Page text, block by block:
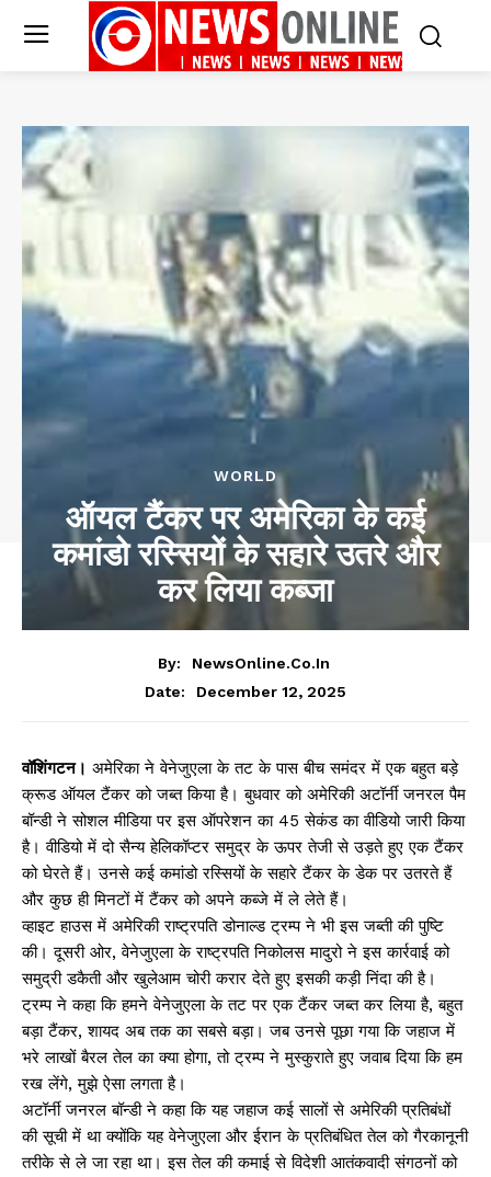
WORLD
ऑयल टैंकर पर अमेरिका के कई
कमांडो रस्सियों के सहारे उतरे और
कर लिया कब्जा
By:
NewsOnline.co.in
Date:
December 12, 2025
वॉशिंगटन। अमेरिका ने वेनेजुएला के तट के पास बीच समंदर में एक बहुत बड़े
क्रूड ऑयल टैंकर को जब्त किया है। बुधवार को अमेरिकी अटॉर्नी जनरल पैम
बॉन्डी ने सोशल मीडिया पर इस ऑपरेशन का 45 सेकंड का वीडियो जारी किया
है। वीडियो में दो सैन्य हेलिकॉप्टर समुद्र के ऊपर तेजी से उड़ते हुए एक टैंकर
को घेरते हैं। उनसे कई कमांडो रस्सियों के सहारे टैंकर के डेक पर उतरते हैं
और कुछ ही मिनटों में टैंकर को अपने कब्जे में ले लेते हैं।
व्हाइट हाउस में अमेरिकी राष्ट्रपति डोनाल्ड ट्रम्प ने भी इस जब्ती की पुष्टि
की। दूसरी ओर, वेनेजुएला के राष्ट्रपति निकोलस मादुरो ने इस कार्रवाई को
समुद्री डकैती और खुलेआम चोरी करार देते हुए इसकी कड़ी निंदा की है।
ट्रम्प ने कहा कि हमने वेनेजुएला के तट पर एक टैंकर जब्त कर लिया है, बहुत
बड़ा टैंकर, शायद अब तक का सबसे बड़ा। जब उनसे पूछा गया कि जहाज में
भरे लाखों बैरल तेल का क्या होगा, तो ट्रम्प ने मुस्कुराते हुए जवाब दिया कि हम
रख लेंगे, मुझे ऐसा लगता है।
अटॉर्नी जनरल बॉन्डी ने कहा कि यह जहाज कई सालों से अमेरिकी प्रतिबंधों
की सूची में था क्योंकि यह वेनेजुएला और ईरान के प्रतिबंधित तेल को गैरकानूनी
तरीके से ले जा रहा था। इस तेल की कमाई से विदेशी आतंकवादी संगठनों को